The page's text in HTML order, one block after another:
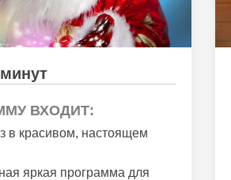
ВХОДИТ:
в красивом, настоящем
яркая программа для